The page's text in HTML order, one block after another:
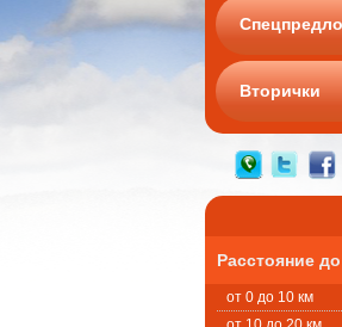
Вторички
Расстояние
от 0 до 10 км